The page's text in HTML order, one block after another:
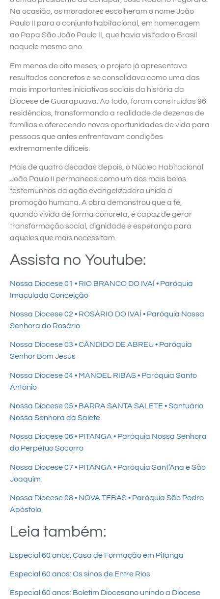
Na ocasião, os moradores escolheram o nome João
Paulo II para o conjunto habitacional, em homenagem
ao Papa São João Paulo II, que havia visitado o Brasil
naquele mesmo ano.
Em menos de oito meses, o projeto já apresentava
resultados concretos e se consolidava como uma das
mais importantes iniciativas sociais da história da
Diocese de Guarapuava. Ao todo, foram construídas 96
residências, transformando a realidade de dezenas de
famílias e oferecendo novas oportunidades de vida para
pessoas que antes enfrentavam condições
extremamente difíceis.
Mais de quatro décadas depois, o Núcleo Habitacional
João Paulo II permanece como um dos mais belos
testemunhos da ação evangelizadora unida à
promoção humana. A obra demonstrou que a fé,
quando vivida de forma concreta, é capaz de gerar
transformação social, dignidade e esperança para
aqueles que mais necessitam.
Assista no Youtube:
Nossa Diocese 01 • RIO BRANCO DO IVAÍ • Paróquia
Imaculada Conceição
Nossa Diocese 02 • ROSÁRIO DO IVAÍ • Paróquia Nossa
Senhora do Rosário
Nossa Diocese 03 • CÂNDIDO DE ABREU • Paróquia
Senhor Bom Jesus
Nossa Diocese 04 • MANOEL RIBAS • Paróquia Santo
Antônio
Nossa Diocese 05 • BARRA SANTA SALETE • Santuário
Nossa Senhora da Salete
Nossa Diocese 06 • PITANGA • Paróquia Nossa Senhora
do Perpétuo Socorro
Nossa Diocese 07 • PITANGA • Paróquia Sant’Ana e São
Joaquim
Nossa Diocese 08 • NOVA TEBAS • Paróquia São Pedro
Apóstolo
Leia também:
Especial 60 anos: Casa de Formação em Pitanga
Especial 60 anos: Os sinos de Entre Rios
Especial 60 anos: Boletim Diocesano unindo a Diocese